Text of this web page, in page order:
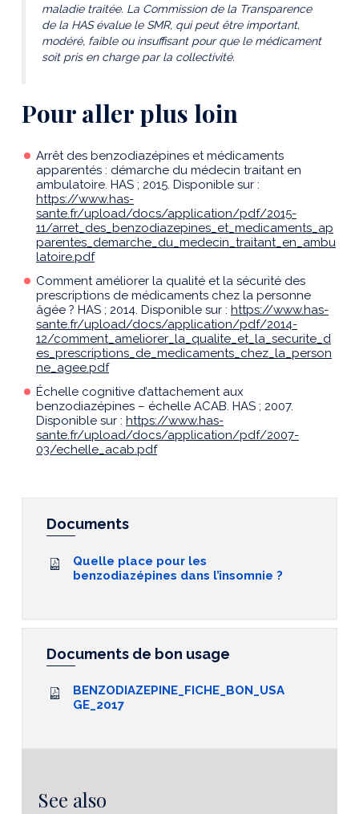
maladie traitée. La Commission de la Transparence
de la HAS évalue le SMR, qui peut être important,
modéré, faible ou insuffisant pour que le médicament
soit pris en charge par la collectivité.
Pour aller plus loin
Arrêt des benzodiazépines et médicaments
apparentés : démarche du médecin traitant en
ambulatoire. HAS ; 2015. Disponible sur :
https://www.has-
sante.fr/upload/docs/application/pdf/2015-
11/arret_des_benzodiazepines_et_medicaments_ap
parentes_demarche_du_medecin_traitant_en_ambu
latoire.pdf
Comment améliorer la qualité et la sécurité des
prescriptions de médicaments chez la personne
âgée ? HAS ; 2014. Disponible sur : https://www.has-
sante.fr/upload/docs/application/pdf/2014-
12/comment_ameliorer_la_qualite_et_la_securite_d
es_prescriptions_de_medicaments_chez_la_person
ne_agee.pdf
Échelle cognitive d’attachement aux
benzodiazépines – échelle ACAB. HAS ; 2007.
Disponible sur : https://www.has-
sante.fr/upload/docs/application/pdf/2007-
03/echelle_acab.pdf
Documents
Quelle place pour les
benzodiazépines dans l’insomnie ?
Documents de bon usage
BENZODIAZEPINE_FICHE_BON_USA
GE_2017
See also